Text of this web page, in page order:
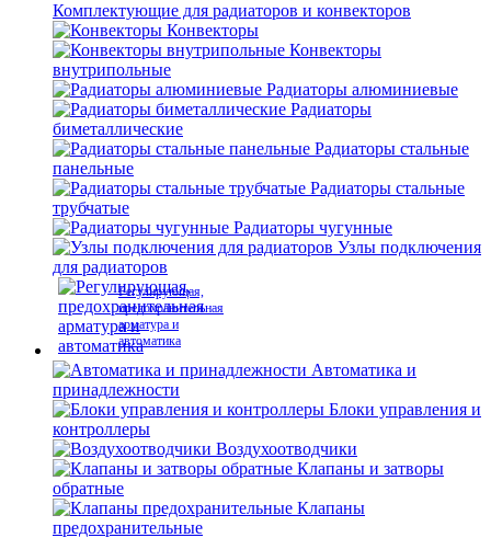
Комплектующие для радиаторов и конвекторов
Конвекторы
Конвекторы
внутрипольные
Радиаторы алюминиевые
Радиаторы
биметаллические
Радиаторы стальные
панельные
Радиаторы стальные
трубчатые
Радиаторы чугунные
Узлы подключения
для радиаторов
Регулирующая,
предохранительная
арматура и
автоматика
Автоматика и
принадлежности
Блоки управления и
контроллеры
Воздухоотводчики
Клапаны и затворы
обратные
Клапаны
предохранительные